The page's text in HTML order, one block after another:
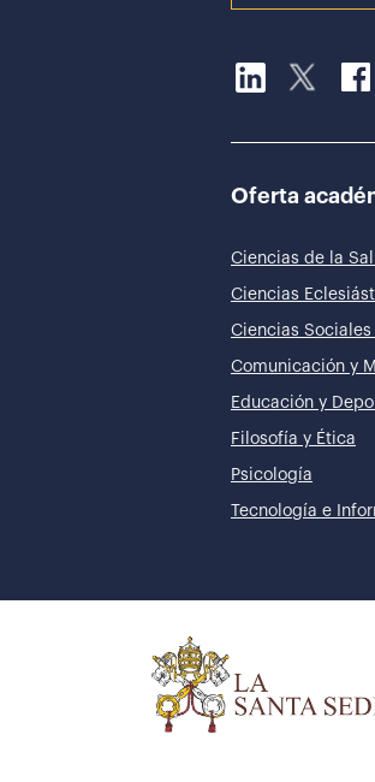
Oferta
Ciencias de la
Ciencias
Ciencias Sociales
Comunicación y
Educación y
Filosofía y Ética
Psicología
Tecnología e